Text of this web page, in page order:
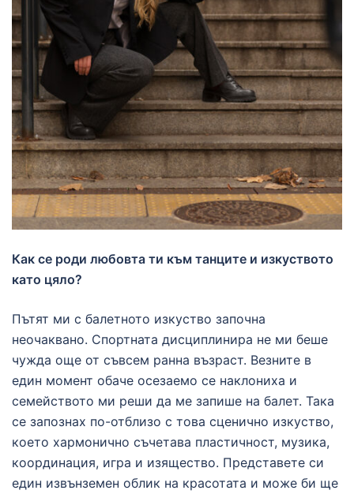
Как се роди любовта ти към танците и изкуството
като цяло?
Пътят ми с балетното изкуство започна
неочаквано. Спортната дисциплинира не ми беше
чужда още от съвсем ранна възраст. Везните в
един момент обаче осезаемо се наклониха и
семейството ми реши да ме запише на балет. Така
се запознах по-отблизо с това сценично изкуство,
което хармонично съчетава пластичност, музика,
координация, игра и изящество. Представете си
един извънземен облик на красотата и може би ще